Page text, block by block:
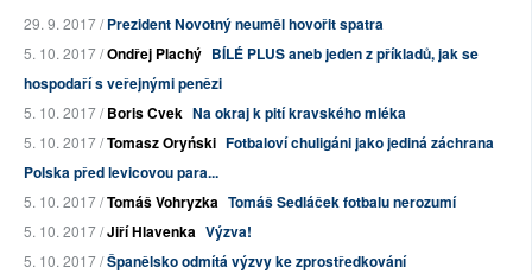
29. 9. 2017 /Prezident Novotný neuměl hovořit spatra
5. 10. 2017 /Ondřej Plachý BÍLÉ PLUS aneb jeden z příkladů, jak se
hospodaří s veřejnými penězi
5. 10. 2017 /Boris Cvek Na okraj k pití kravského mléka
5. 10. 2017 /Tomasz Oryński Fotbaloví chuligáni jako jediná záchrana
Polska před levicovou para...
5. 10. 2017 /Tomáš Vohryzka Tomáš Sedláček fotbalu nerozumí
5. 10. 2017 /Jiří Hlavenka Výzva!
5. 10. 2017 /Španělsko odmítá výzvy ke zprostředkování